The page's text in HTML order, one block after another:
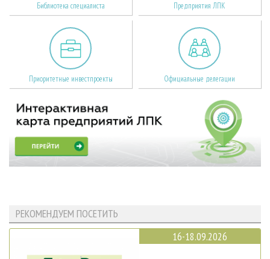
Библиотека специалиста Предприятия ЛПК
Приоритетные инвестпроекты Официальные делегации
РЕКОМЕНДУЕМ ПОСЕТИТЬ
16-18.09.2026